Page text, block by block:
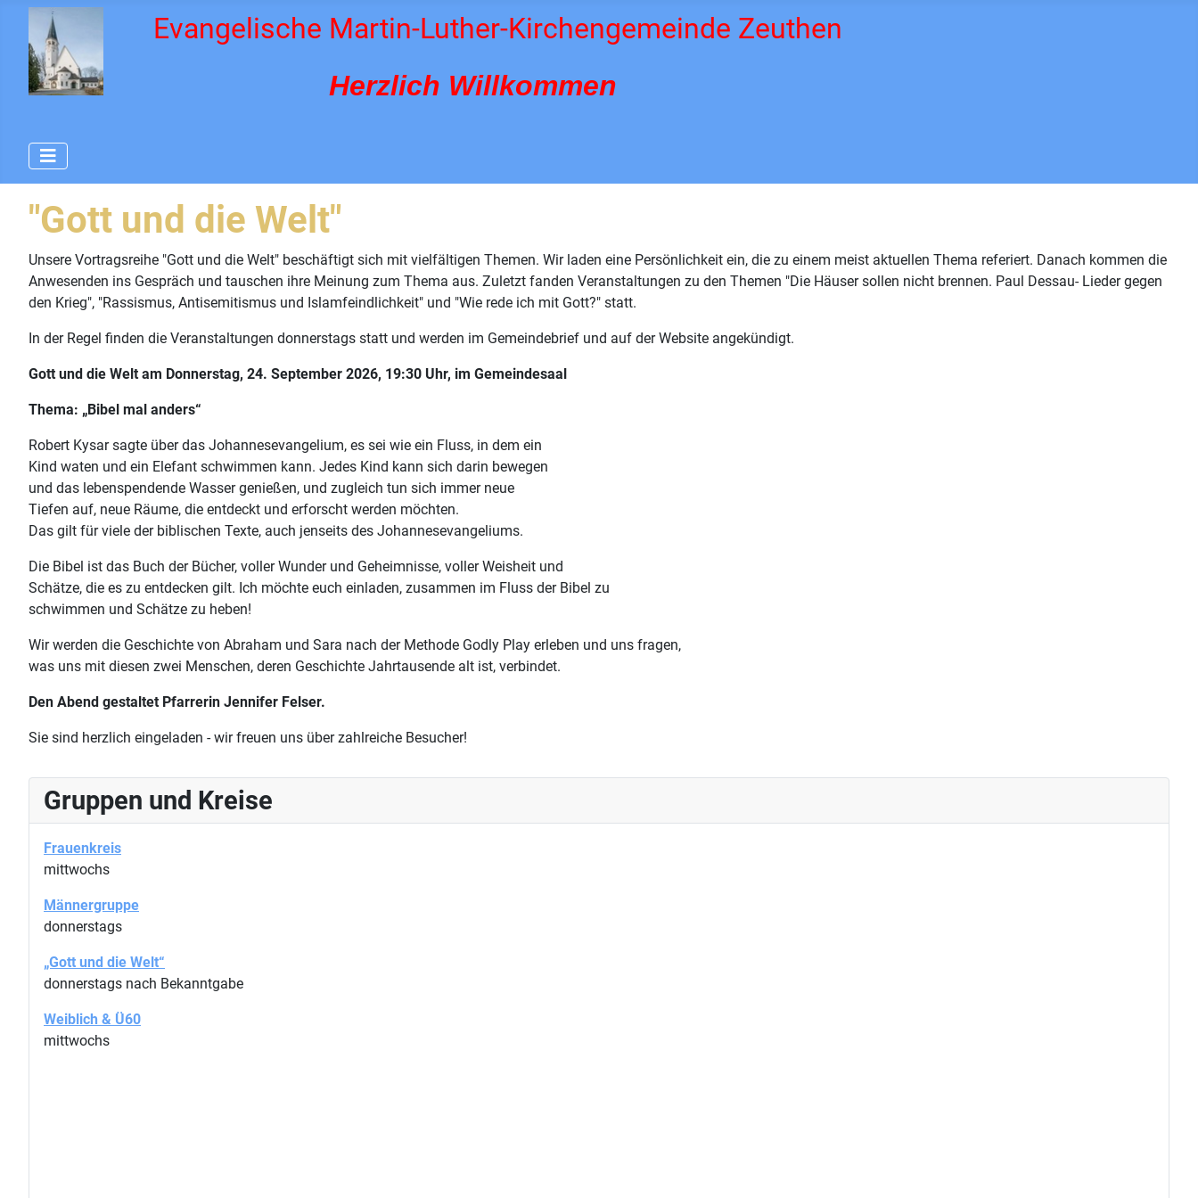
Evangelische Martin-Luther-Kirchengemeinde Zeuthen
Herzlich Willkommen
Gruppen und Kreise
Frauenkreis
mittwochs
Männergruppe
donnerstags
„Gott und die Welt“
donnerstags nach Bekanntgabe
Weiblich & Ü60
mittwochs
"Gott und die Welt"
Unsere Vortragsreihe "Gott und die Welt" beschäftigt sich mit vielfältigen Themen. Wir laden eine Persönlichkeit ein, die zu einem meist aktuellen Thema referiert. Danach kommen die
Anwesenden ins Gespräch und tauschen ihre Meinung zum Thema aus. Zuletzt fanden Veranstaltungen zu den Themen "Die Häuser sollen nicht brennen. Paul Dessau- Lieder gegen
den Krieg", "Rassismus, Antisemitismus und Islamfeindlichkeit" und "Wie rede ich mit Gott?" statt.
In der Regel finden die Veranstaltungen donnerstags statt und werden im Gemeindebrief und auf der Website angekündigt.
Gott und die Welt am Donnerstag, 24. September 2026, 19:30 Uhr, im Gemeindesaal
Thema: „Bibel mal anders“
Robert Kysar sagte über das Johannesevangelium, es sei wie ein Fluss, in dem ein
Kind waten und ein Elefant schwimmen kann. Jedes Kind kann sich darin bewegen
und das lebenspendende Wasser genießen, und zugleich tun sich immer neue
Tiefen auf, neue Räume, die entdeckt und erforscht werden möchten.
Das gilt für viele der biblischen Texte, auch jenseits des Johannesevangeliums.
Die Bibel ist das Buch der Bücher, voller Wunder und Geheimnisse, voller Weisheit und
Schätze, die es zu entdecken gilt. Ich möchte euch einladen, zusammen im Fluss der Bibel zu
schwimmen und Schätze zu heben!
Wir werden die Geschichte von Abraham und Sara nach der Methode Godly Play erleben und uns fragen,
was uns mit diesen zwei Menschen, deren Geschichte Jahrtausende alt ist, verbindet.
Den Abend gestaltet Pfarrerin Jennifer Felser.
Sie sind herzlich eingeladen - wir freuen uns über zahlreiche Besucher!